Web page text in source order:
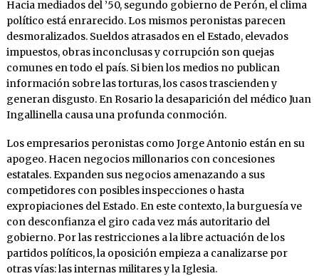
Hacia mediados del ’50, segundo gobierno de Perón, el clima
político está enrarecido. Los mismos peronistas parecen
desmoralizados. Sueldos atrasados en el Estado, elevados
impuestos, obras inconclusas y corrupción son quejas
comunes en todo el país. Si bien los medios no publican
información sobre las torturas, los casos trascienden y
generan disgusto. En Rosario la desaparición del médico Juan
Ingallinella causa una profunda conmoción.
Los empresarios peronistas como Jorge Antonio están en su
apogeo. Hacen negocios millonarios con concesiones
estatales. Expanden sus negocios amenazando a sus
competidores con posibles inspecciones o hasta
expropiaciones del Estado. En este contexto, la burguesía ve
con desconfianza el giro cada vez más autoritario del
gobierno. Por las restricciones a la libre actuación de los
partidos políticos, la oposición empieza a canalizarse por
otras vías: las internas militares y la Iglesia.